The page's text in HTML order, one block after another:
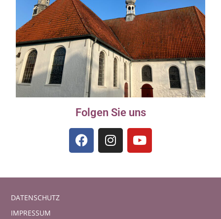
Folgen Sie uns
DATENSCHUTZ
IMPRESSUM